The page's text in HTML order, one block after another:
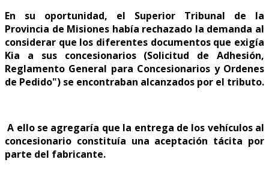
En su oportunidad, el Superior Tribunal de la
Provincia de Misiones había rechazado la demanda al
considerar que los diferentes documentos que exigía
Kia a sus concesionarios (Solicitud de Adhesión,
Reglamento General para Concesionarios y Ordenes
de Pedido") se encontraban alcanzados por el tributo.
A ello se agregaría que la entrega de los vehículos al
concesionario constituía una aceptación tácita por
parte del fabricante.